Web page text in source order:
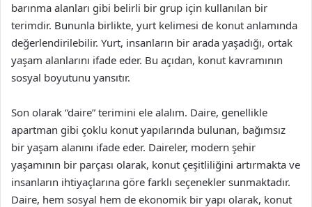
barınma alanları gibi belirli bir grup için kullanılan bir
terimdir. Bununla birlikte, yurt kelimesi de konut anlamında
değerlendirilebilir. Yurt, insanların bir arada yaşadığı, ortak
yaşam alanlarını ifade eder. Bu açıdan, konut kavramının
sosyal boyutunu yansıtır.
Son olarak “daire” terimini ele alalım. Daire, genellikle
apartman gibi çoklu konut yapılarında bulunan, bağımsız
bir yaşam alanını ifade eder. Daireler, modern şehir
yaşamının bir parçası olarak, konut çeşitliliğini artırmakta ve
insanların ihtiyaçlarına göre farklı seçenekler sunmaktadır.
Daire, hem sosyal hem de ekonomik bir yapı olarak, konut